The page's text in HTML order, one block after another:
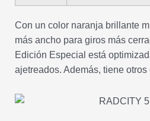
Con un color naranja brillante
más ancho para giros más
Edición Especial está
ajetreados. Además, tiene otros